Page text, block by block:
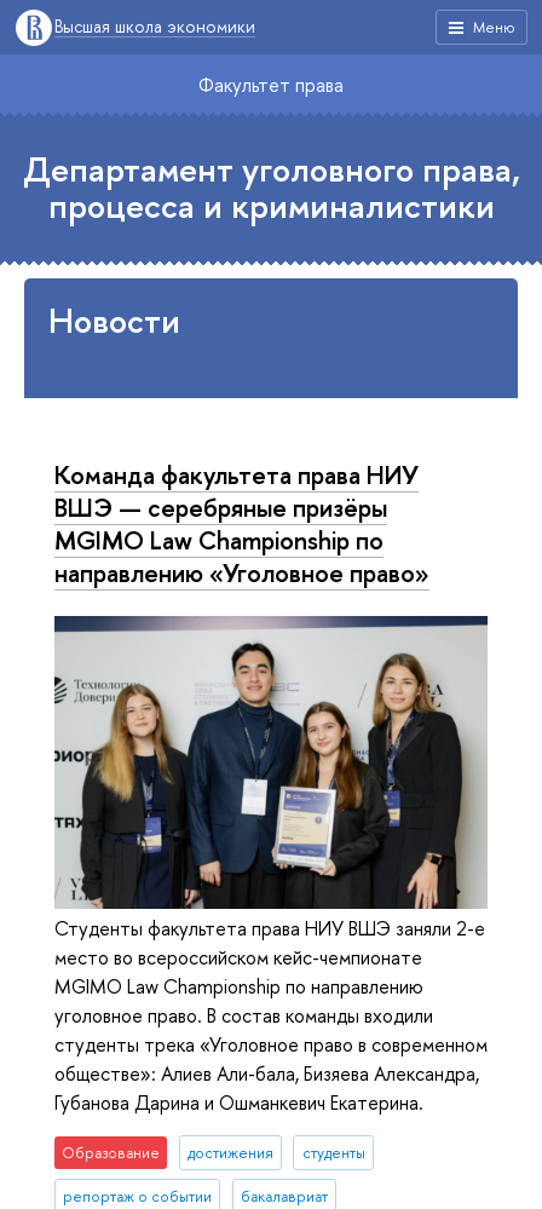
Меню
Высшая школа экономики
Факультет права
Департамент уголовного права,
процесса и криминалистики
Новости
Команда факультета права НИУ
ВШЭ — серебряные призёры
MGIMO Law Championship по
направлению «Уголовное право»
Студенты факультета права НИУ ВШЭ заняли 2-е
место во всероссийском кейс-чемпионате
MGIMO Law Championship по направлению
уголовное право. В состав команды входили
студенты трека «Уголовное право в современном
обществе»: Алиев Али-бала, Бизяева Александра,
Губанова Дарина и Ошманкевич Екатерина.
Образование достижения студенты
репортаж о событии бакалавриат